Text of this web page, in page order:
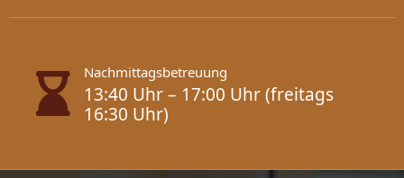
Nachmittagsbetreuung
13:40 Uhr – 17:00 Uhr (freitags
16:30 Uhr)